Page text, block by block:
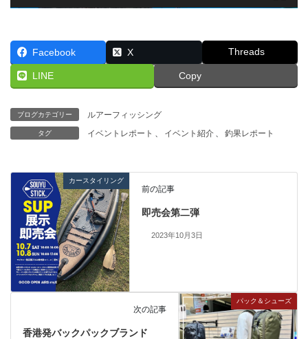
Facebook X Threads
LINE Copy
ブログカテゴリー ルアーフィッシング
タグ イベントレポート 、 イベント紹介 、 釣果レポート
カースタイリング
前の記事
即売会第二弾
2023年10月3日
パック＆シューズ
次の記事
香港発バックパックブランド